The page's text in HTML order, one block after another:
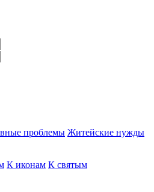
проблемы Житейские нужды
К иконам К святым